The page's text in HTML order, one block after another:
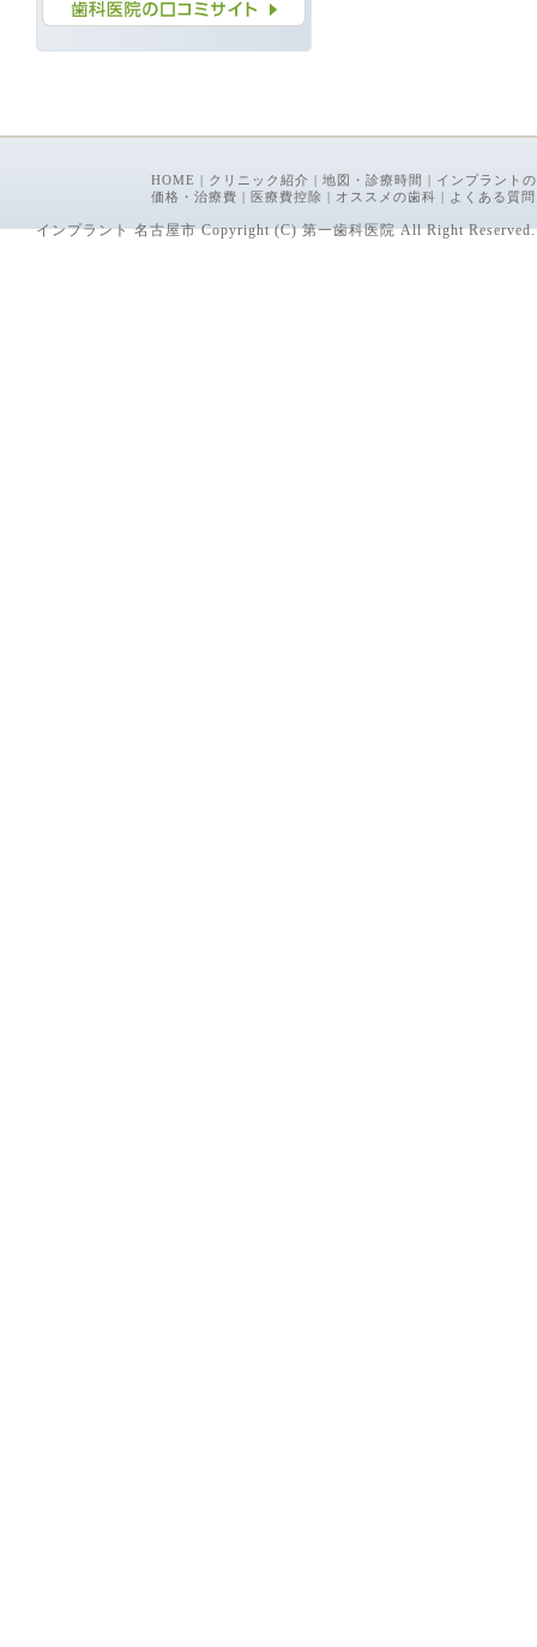
HOME | クリニック紹介 | 地図・診療時間 | インプラント
価格・治療費 | 医療費控除 | オススメの歯科 | よくある質問
インプラント 名古屋市 Copyright (C) 第一歯科医院 All Right Reserved.